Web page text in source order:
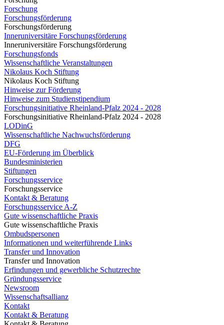
Forschung
Forschungsförderung
Forschungsförderung
Inneruniversitäre Forschungsförderung
Inneruniversitäre Forschungsförderung
Forschungsfonds
Wissenschaftliche Veranstaltungen
Nikolaus Koch Stiftung
Nikolaus Koch Stiftung
Hinweise zur Förderung
Hinweise zum Studienstipendium
Forschungsinitiative Rheinland-Pfalz 2024 - 2028
Forschungsinitiative Rheinland-Pfalz 2024 - 2028
LODinG
Wissenschaftliche Nachwuchsförderung
DFG
EU-Förderung im Überblick
Bundesministerien
Stiftungen
Forschungsservice
Forschungsservice
Kontakt & Beratung
Forschungsservice A-Z
Gute wissenschaftliche Praxis
Gute wissenschaftliche Praxis
Ombudspersonen
Informationen und weiterführende Links
Transfer und Innovation
Transfer und Innovation
Erfindungen und gewerbliche Schutzrechte
Gründungsservice
Newsroom
Wissenschaftsallianz
Kontakt
Kontakt & Beratung